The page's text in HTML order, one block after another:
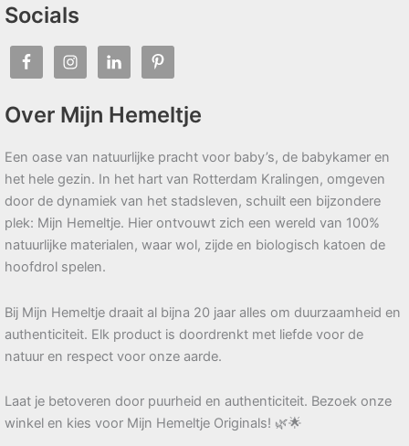
Socials
Over Mijn Hemeltje
Een oase van natuurlijke pracht voor baby’s, de babykamer en
het hele gezin. In het hart van Rotterdam Kralingen, omgeven
door de dynamiek van het stadsleven, schuilt een bijzondere
plek: Mijn Hemeltje. Hier ontvouwt zich een wereld van 100%
natuurlijke materialen, waar wol, zijde en biologisch katoen de
hoofdrol spelen.
Bij Mijn Hemeltje draait al bijna 20 jaar alles om duurzaamheid en
authenticiteit. Elk product is doordrenkt met liefde voor de
natuur en respect voor onze aarde.
Laat je betoveren door puurheid en authenticiteit. Bezoek onze
winkel en kies voor Mijn Hemeltje Originals! 🌿🌟